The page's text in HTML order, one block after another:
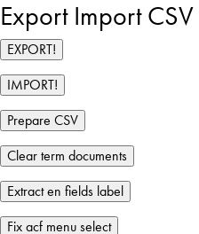
Export Import CSV